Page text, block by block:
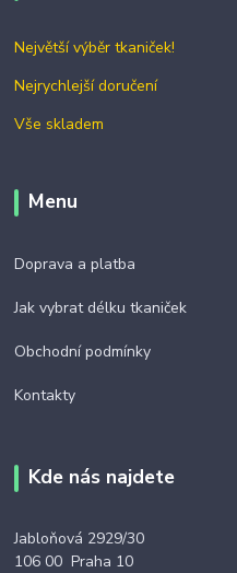
Největší výběr tkaniček!
Nejrychlejší doručení
Vše skladem
Menu
Doprava a platba
Jak vybrat délku tkaniček
Obchodní podmínky
Kontakty
Kde nás najdete
Jabloňová 2929/30
106 00 Praha 10